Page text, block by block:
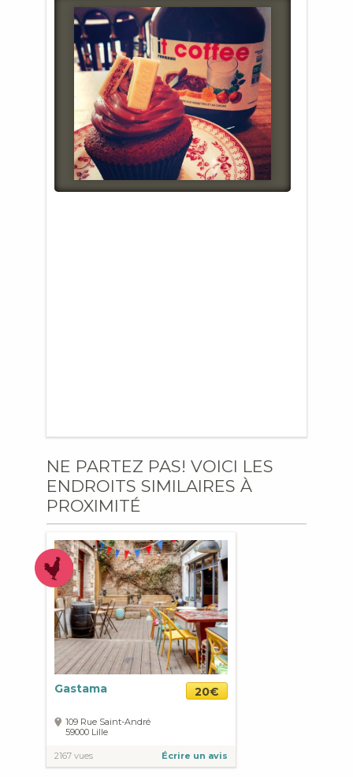
NE PARTEZ PAS! VOICI LES
ENDROITS SIMILAIRES À
PROXIMITÉ
Gastama 20€
109 Rue Saint-André
59000 Lille
2167 vues Écrire un avis